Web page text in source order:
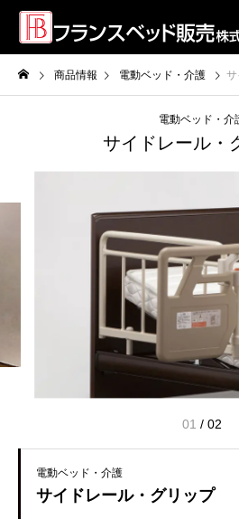
商品情報 電動ベッド・介護
電動ベッド・介
サイドレール・
01 / 02
電動ベッド・介護
サイドレール・グリップ